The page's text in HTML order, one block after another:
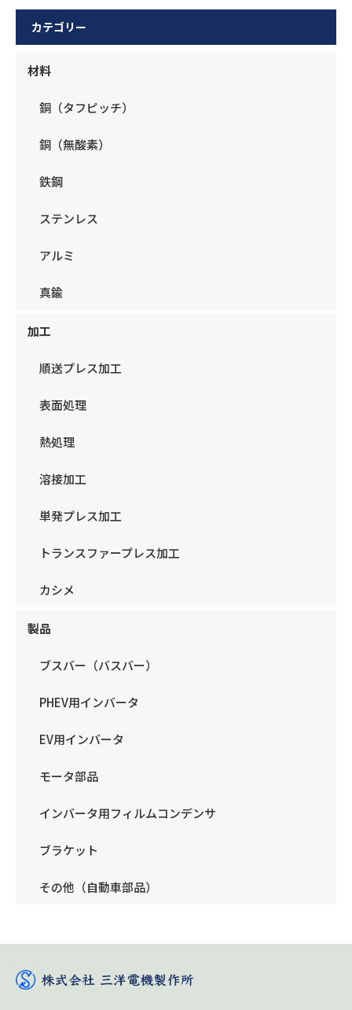
カテゴリー
材料
銅（タフピッチ）
銅（無酸素）
鉄鋼
ステンレス
アルミ
真鍮
加工
順送プレス加工
表面処理
熱処理
溶接加工
単発プレス加工
トランスファープレス加工
カシメ
製品
ブスバー（バスバー）
PHEV用インバータ
EV用インバータ
モータ部品
インバータ用フィルムコンデンサ
ブラケット
その他（自動車部品）